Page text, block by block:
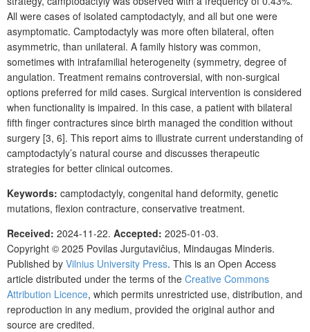
All were cases of isolated camptodactyly, and all but one were
asymptomatic. Camptodactyly was more often bilateral, often
asymmetric, than unilateral. A family history was common,
sometimes with intrafamilial heterogeneity (symmetry, degree of
angulation. Treatment remains controversial, with non-surgical
options preferred for mild cases. Surgical intervention is considered
when functionality is impaired. In this case, a patient with bilateral
fifth finger contractures since birth managed the condition without
surgery [3, 6]. This report aims to illustrate current understanding of
camptodactyly’s natural course and discusses therapeutic
strategies for better clinical outcomes.
Keywords: camptodactyly, congenital hand deformity, genetic
mutations, flexion contracture, conservative treatment.
Received: 2024-11-22. Accepted: 2025-01-03.
Copyright © 2025 Povilas Jurgutavičius, Mindaugas Minderis.
Published by Vilnius University Press. This is an Open Access
article distributed under the terms of the Creative Commons
Attribution Licence, which permits unrestricted use, distribution, and
reproduction in any medium, provided the original author and
source are credited.